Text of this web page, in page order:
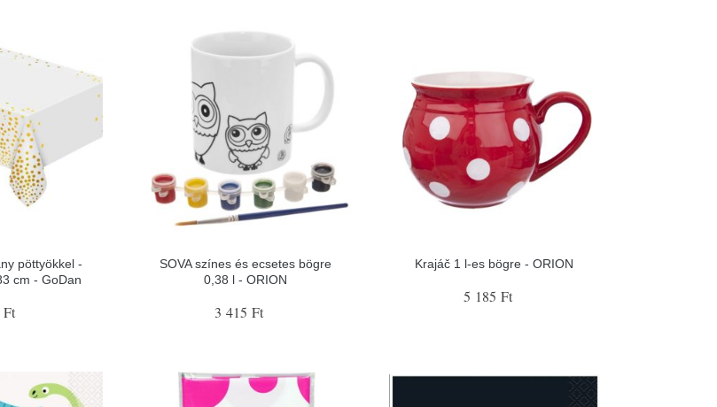
pöttyökkel -
cm - GoDan
Ft
SOVA színes és ecsetes bögre
0,38 l - ORION
3 415 Ft
Krajáč 1 l-es bögre - ORION
5 185 Ft